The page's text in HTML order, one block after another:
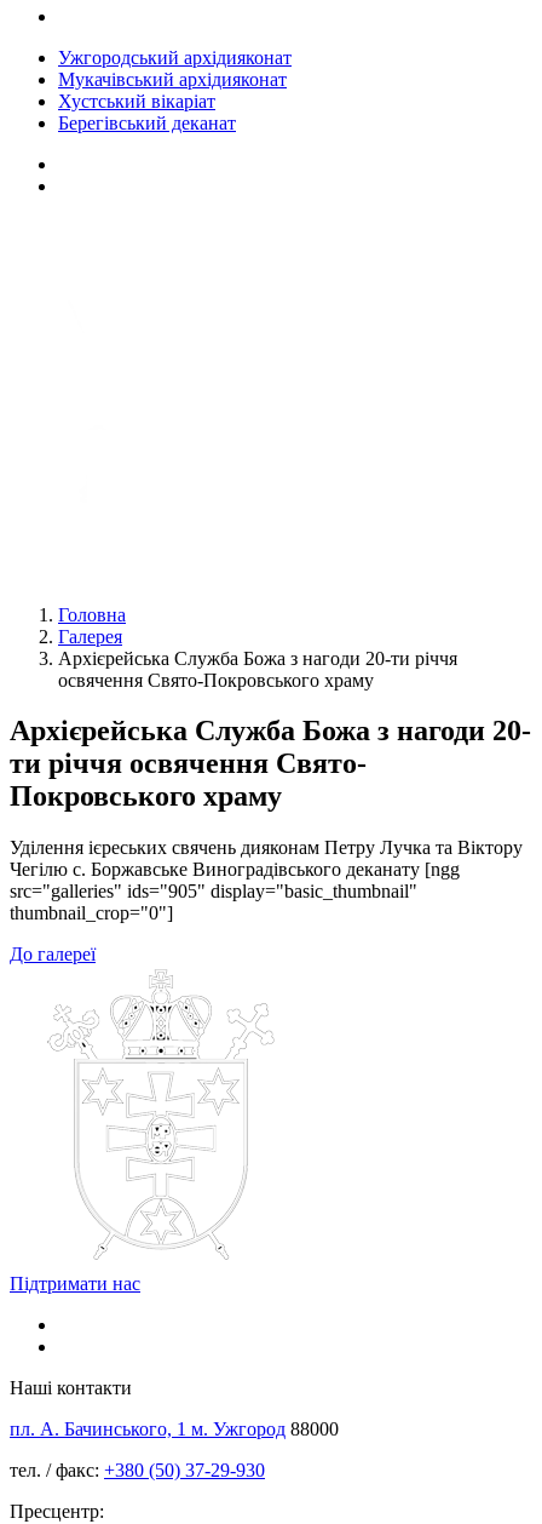
Ужгородський архідияконат
Мукачівський архідияконат
Хустський вікаріат
Берегівський деканат
Головна
Галерея
Архієрейська Служба Божа з нагоди 20-ти річчя
освячення Свято-Покровського храму
Архієрейська Служба Божа з нагоди 20-
ти річчя освячення Свято-
Покровського храму
Уділення ієреських свячень дияконам Петру Лучка та Віктору
Чегілю с. Боржавське Виноградівського деканату [ngg
src="galleries" ids="905" display="basic_thumbnail"
thumbnail_crop="0"]
До галереї
Підтримати нас
Наші контакти
пл. А. Бачинського, 1 м. Ужгород 88000
тел. / факс: +380 (50) 37-29-930
Пресцентр: